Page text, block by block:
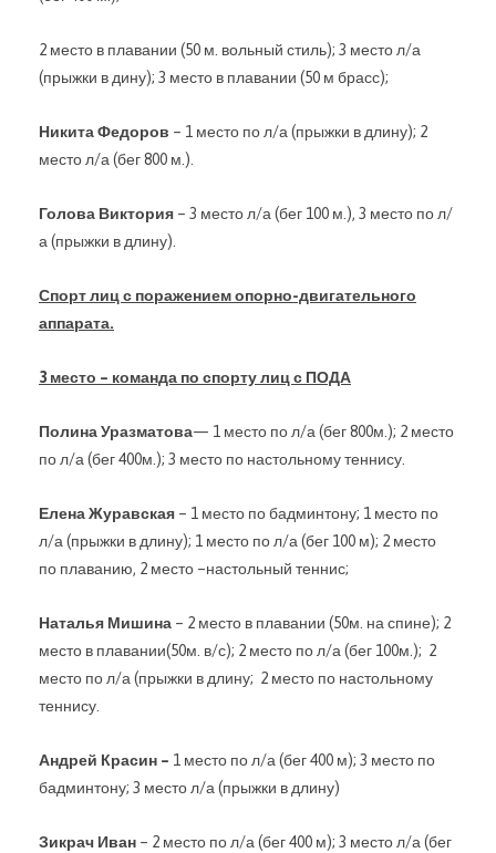
2 место в плавании (50 м. вольный стиль); 3 место л/а
(прыжки в дину); 3 место в плавании (50 м брасс);
Никита Федоров – 1 место по л/а (прыжки в длину); 2
место л/а (бег 800 м.).
Голова Виктория – 3 место л/а (бег 100 м.), 3 место по л/
а (прыжки в длину).
Спорт лиц с поражением опорно-двигательного
аппарата.
3 место – команда по спорту лиц с ПОДА
Полина Уразматова— 1 место по л/а (бег 800м.); 2 место
по л/а (бег 400м.); 3 место по настольному теннису.
Елена Журавская – 1 место по бадминтону; 1 место по
л/а (прыжки в длину); 1 место по л/а (бег 100 м); 2 место
по плаванию, 2 место –настольный теннис;
Наталья Мишина – 2 место в плавании (50м. на спине); 2
место в плавании(50м. в/с); 2 место по л/а (бег 100м.); 2
место по л/а (прыжки в длину; 2 место по настольному
теннису.
Андрей Красин – 1 место по л/а (бег 400 м); 3 место по
бадминтону; 3 место л/а (прыжки в длину)
Зикрач Иван – 2 место по л/а (бег 400 м); 3 место л/а (бег